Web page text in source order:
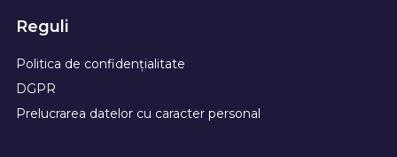
Reguli
Politica de confidențialitate
DGPR
Prelucrarea datelor cu caracter personal